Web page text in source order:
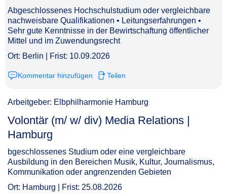
Abgeschlossenes Hochschulstudium oder vergleichbare
nachweisbare Qualifikationen • Leitungserfahrungen •
Sehr gute Kenntnisse in der Bewirtschaftung öffentlicher
Mittel und im Zuwendungsrecht
Ort: Berlin | Frist: 10.09.2026
Kommentar hinzufügen Teilen
Arbeitgeber: Elbphilharmonie Hamburg
Volontär (m/ w/ div) Media Relations |
Hamburg​‌‌‌‌​‌​‌‌‌‌‌​​​‌​‌
bgeschlossenes Studium oder eine vergleichbare
Ausbildung in den Bereichen Musik, Kultur, Journalismus,
Kommunikation oder angrenzenden Gebieten
Ort: Hamburg | Frist: 25.08.2026